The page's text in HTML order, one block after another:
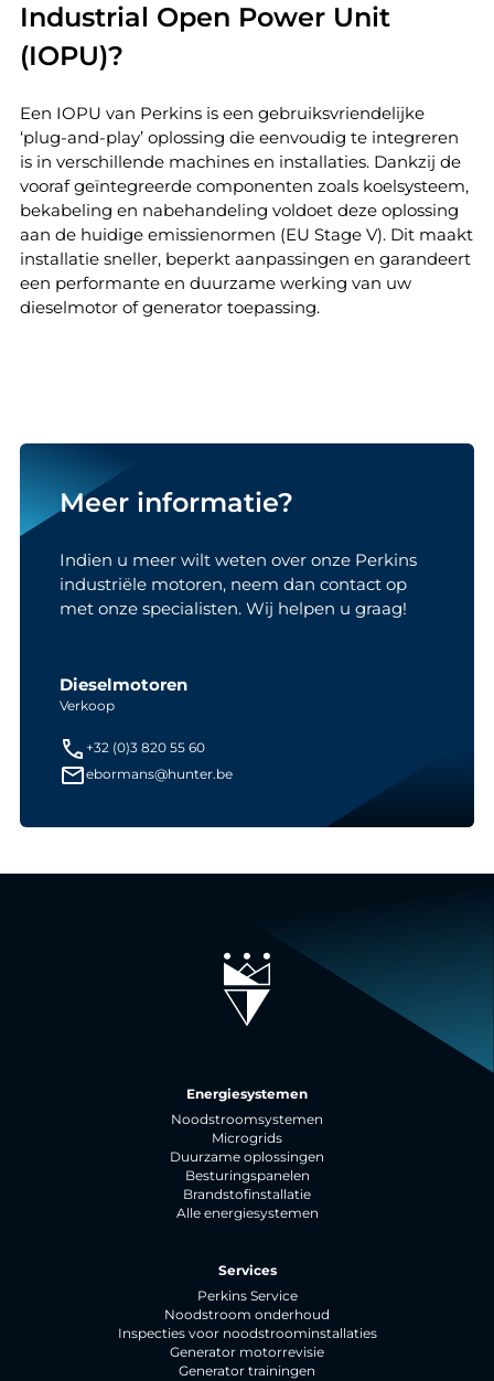
Industrial Open Power Unit
(IOPU)?
Een IOPU van Perkins is een gebruiksvriendelijke
‘plug-and-play’ oplossing die eenvoudig te integreren
is in verschillende machines en installaties. Dankzij de
vooraf geïntegreerde componenten zoals koelsysteem,
bekabeling en nabehandeling voldoet deze oplossing
aan de huidige emissienormen (EU Stage V). Dit maakt
installatie sneller, beperkt aanpassingen en garandeert
een performante en duurzame werking van uw
dieselmotor of generator toepassing.
Meer informatie?
Indien u meer wilt weten over onze Perkins
industriële motoren, neem dan contact op
met onze specialisten. Wij helpen u graag!
Dieselmotoren
Verkoop
+32 (0)3 820 55 60
ebormans@hunter.be
Energiesystemen
Noodstroomsystemen
Microgrids
Duurzame oplossingen
Besturingspanelen
Brandstofinstallatie
Alle energiesystemen
Services
Perkins Service
Noodstroom onderhoud
Inspecties voor noodstroominstallaties
Generator motorrevisie
Generator trainingen